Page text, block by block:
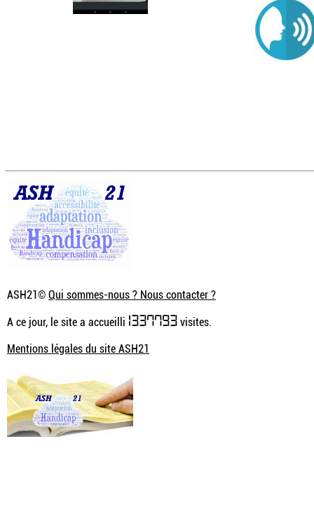
ASH21©Qui sommes-nous ? Nous contacter ?
A ce jour, le site a accueilli 1337793visites.
Mentions légales du site ASH21